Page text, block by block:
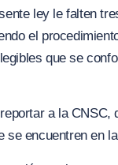
ley le falten
el
que se
a la
se encuentren en